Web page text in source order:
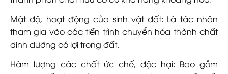
Mật độ, hoạt động của sinh vật đất: Là tác nhân
tham gia vào các tiến trình chuyển hóa thành chất
dinh dưỡng có lợi trong đất.
Hàm lượng các chất ức chế, độc hại: Bao gồm